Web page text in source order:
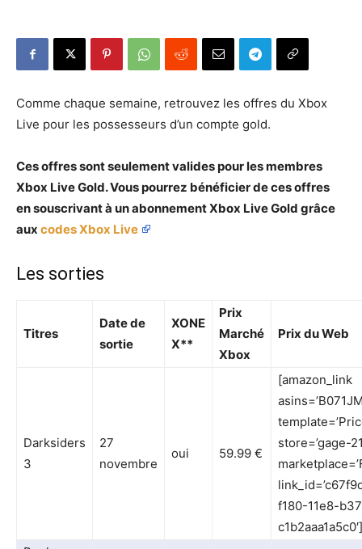
Comme chaque semaine, retrouvez les offres du Xbox
Live pour les possesseurs d’un compte gold.
Ces offres sont seulement valides pour les membres
Xbox Live Gold. Vous pourrez bénéficier de ces offres
en souscrivant à un abonnement Xbox Live Gold grâce
aux codes Xbox Live
Les sorties
Titres
Date de
sortie
XONE
X**
Prix
Marché
Xbox
Prix du Web
Darksiders
3
27
novembre
oui 59.99 €
[amazon_link
store=’gage-
f180-11e8-
c1b2aaa1a5c0′]